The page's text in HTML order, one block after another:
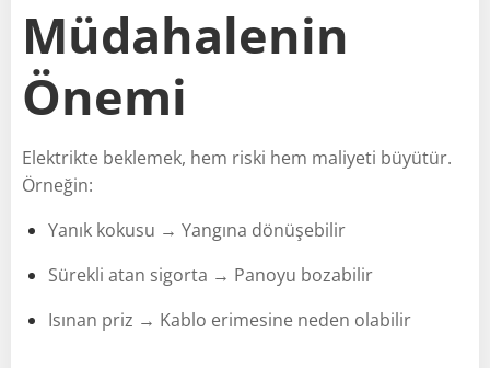
Müdahalenin
Önemi
Elektrikte beklemek, hem riski hem maliyeti büyütür.
Örneğin:
Yanık kokusu → Yangına dönüşebilir
Sürekli atan sigorta → Panoyu bozabilir
Isınan priz → Kablo erimesine neden olabilir